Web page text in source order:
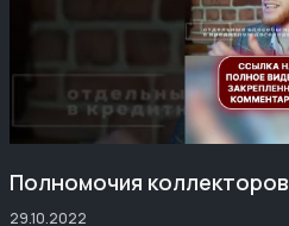
Полномочия коллекторов
29.10.2022